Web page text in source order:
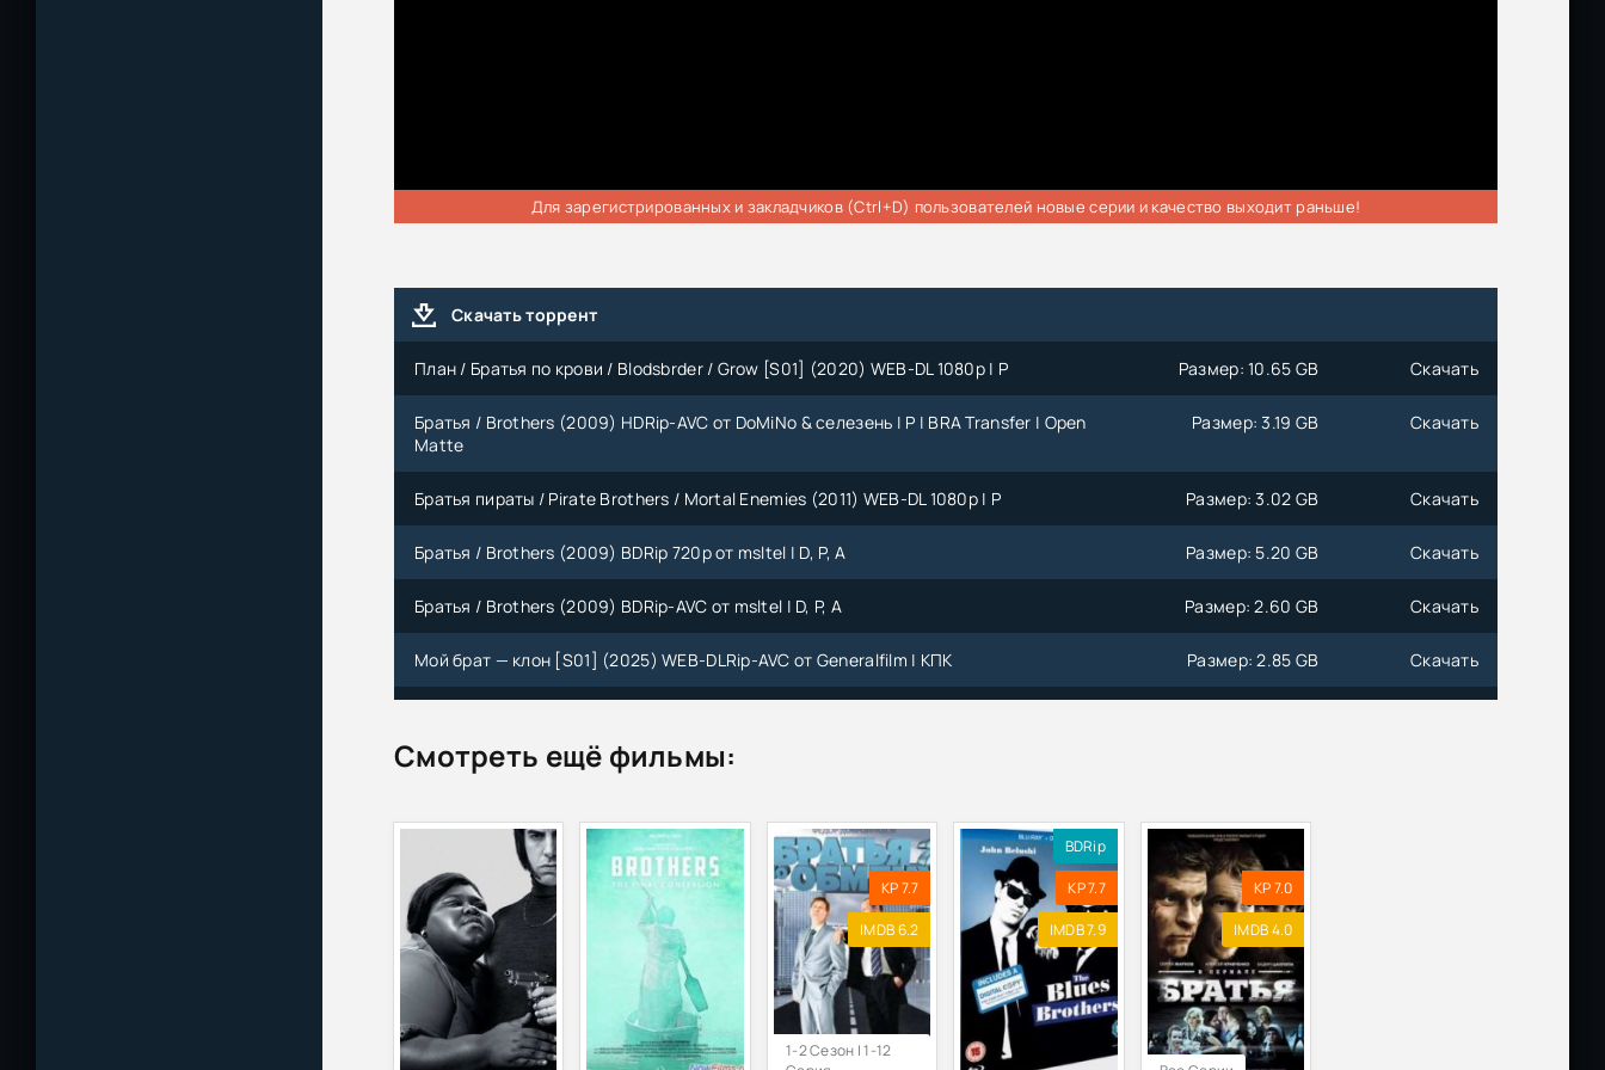
Для зарегистрированных и закладчиков (Ctrl+D) пользователей новые серии и качество выходит раньше!
Скачать торрент
План / Братья по крови / Blodsbrder / Grow [S01] (2020) WEB-DL 1080p | P Размер: 10.65 GB Скачать
Братья / Brothers (2009) HDRip-AVC от DoMiNo & селезень | P | BRA Transfer | Open
Matte
Размер: 3.19 GB Скачать
Братья пираты / Pirate Brothers / Mortal Enemies (2011) WEB-DL 1080p | P Размер: 3.02 GB Скачать
Братья / Brothers (2009) BDRip 720p от msltel | D, P, A Размер: 5.20 GB Скачать
Братья / Brothers (2009) BDRip-AVC от msltel | D, P, A Размер: 2.60 GB Скачать
Мой брат — клон [S01] (2025) WEB-DLRip-AVC от Generalfilm | КПК Размер: 2.85 GB Скачать
Братаны со льдом / Bros. on the Rocks (2018) WEB-DL 1080p | P
Якоб Гримм, Вильгельм Гримм - Страшные сказки братьев Гримм (2025) FB2, PDF Размер: 13.24 MB
Моему брату снятся кошмары / My Brother Has Bad Dreams (1972) VHSRip-AVC | L1 Размер: 1.35 GB
О, где же ты, брат? / O, Brother, Where Art Thou? (2000) BDRemux 1080p | D, P, P2, A Размер: 27.08 GB
Сергей Жук - За Уральским камнем 2. Братья Шорины (2026) MP3 Размер: 494.01 MB
Мой сводный брат Франкенштейн (2004) DVDRip-AVC от KORSAR Размер: 1.65 GB
Смотреть ещё фильмы:
1-2 Сезон | 1-12
KP 7.7
IMDB 6.2
BDRip
KP 7.7
IMDB 7.9
KP 7.0
IMDB 4.0